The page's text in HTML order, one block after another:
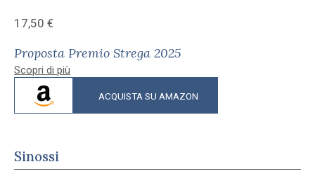
17,50 €
Proposta Premio Strega 2025
Scopri di più
ACQUISTA SU AMAZON
Sinossi